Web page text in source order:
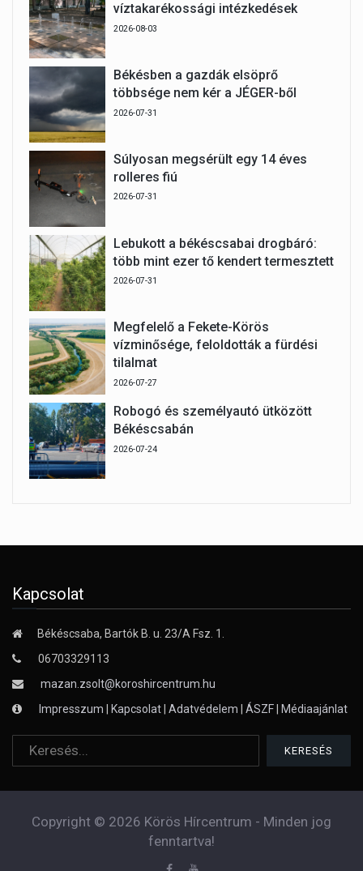
víztakarékossági intézkedések
2026-08-03
Békésben a gazdák elsöprő
többsége nem kér a JÉGER-ből
2026-07-31
Súlyosan megsérült egy 14 éves
rolleres fiú
2026-07-31
Lebukott a békéscsabai drogbáró:
több mint ezer tő kendert termesztett
2026-07-31
Megfelelő a Fekete-Körös
vízminősége, feloldották a fürdési
tilalmat
2026-07-27
Robogó és személyautó ütközött
Békéscsabán
2026-07-24
Kapcsolat
Békéscsaba, Bartók B. u. 23/A Fsz. 1.
06703329113
mazan.zsolt@koroshircentrum.hu
Impresszum
Kapcsolat Adatvédelem ÁSZF Médiaajánlat
Copyright © 2026 Körös Hírcentrum - Minden jog
fenntartva!